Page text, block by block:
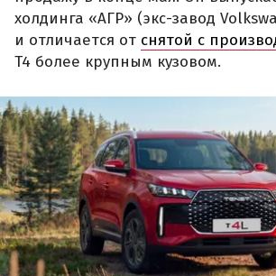
холдинга «АГР» (экс-завод
и отличается от снятой с
T4 более крупным кузовом.